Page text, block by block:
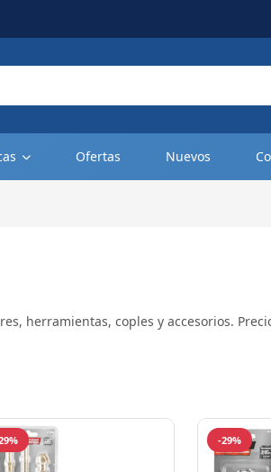
Ofertas Nuevos
herramientas, coples y accesorios.
-29%